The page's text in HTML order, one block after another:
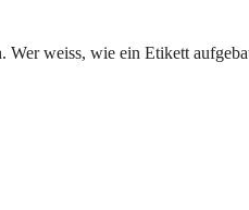
weiss, wie ein Etikett